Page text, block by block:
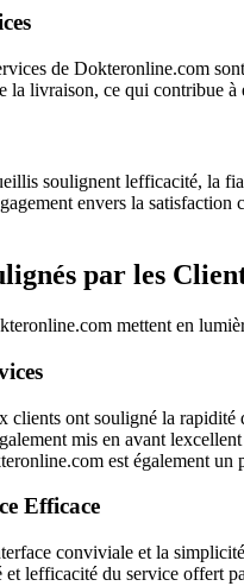
de Dokteronline.com
la livraison, ce qui contribue
soulignent lefficacité, la
envers la
par les
mettent en
clients ont souligné la
mis en avant
est également un
Efficace
conviviale et la
lefficacité du service offert